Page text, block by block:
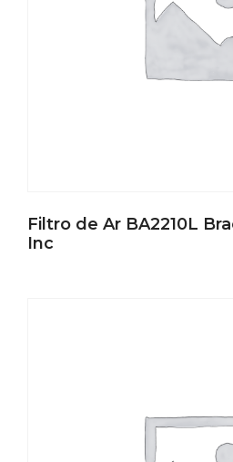
Filtro de Ar BA2210L
Inc